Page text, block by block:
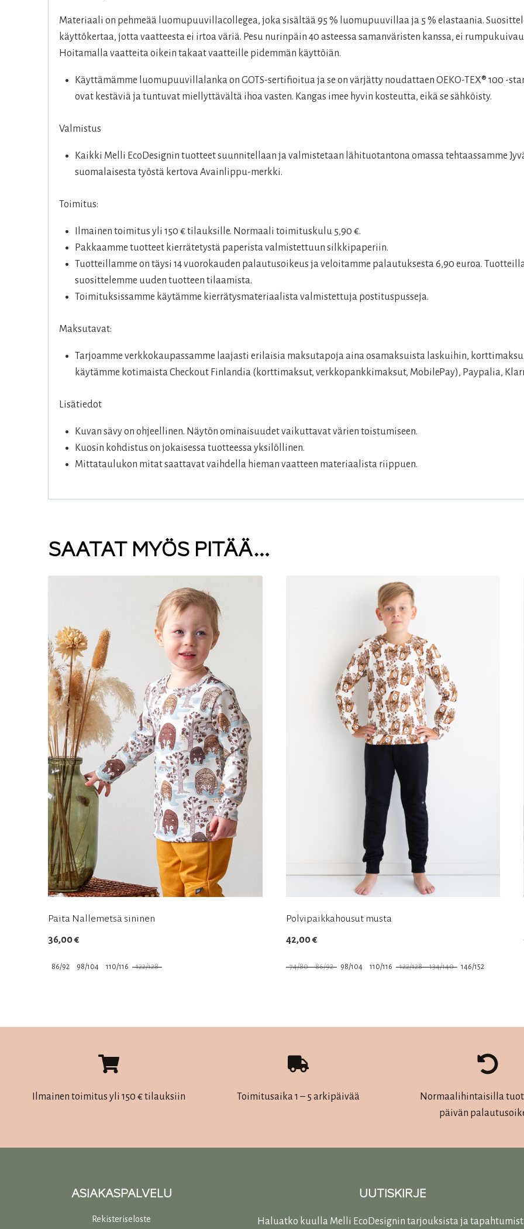
Materiaali on pehmeää luomupuuvillacollegea, joka sisältää 95 % luomupuuvillaa ja 5 % elastaania.
käyttökertaa, jotta vaatteesta ei irtoa väriä. Pesu nurinpäin 40 asteessa samanväristen kanssa, ei
Hoitamalla vaatteita oikein takaat vaatteille pidemmän käyttöiän.
Käyttämämme luomupuuvillalanka on GOTS-sertifioitua ja se on värjätty noudattaen OEKO-TEX® 100 -
ovat kestäviä ja tuntuvat miellyttävältä ihoa vasten. Kangas imee hyvin kosteutta, eikä se sähköisty.
Valmistus
Kaikki Melli EcoDesignin tuotteet suunnitellaan ja valmistetaan lähituotantona omassa tehtaassamme
suomalaisesta työstä kertova Avainlippu-merkki.
Toimitus:
Ilmainen toimitus yli 150 € tilauksille. Normaali toimituskulu 5,90 €.
Pakkaamme tuotteet kierrätetystä paperista valmistettuun silkkipaperiin.
Tuotteillamme on täysi 14 vuorokauden palautusoikeus ja veloitamme palautuksesta 6,90 euroa.
suosittelemme uuden tuotteen tilaamista.
Toimituksissamme käytämme kierrätysmateriaalista valmistettuja postituspusseja.
Maksutavat:
Tarjoamme verkkokaupassamme laajasti erilaisia maksutapoja aina osamaksuista laskuihin,
käytämme kotimaista Checkout Finlandia (korttimaksut, verkkopankkimaksut, MobilePay), Paypalia,
Lisätiedot
Kuvan sävy on ohjeellinen. Näytön ominaisuudet vaikuttavat värien toistumiseen.
Kuosin kohdistus on jokaisessa tuotteessa yksilöllinen.
Mittataulukon mitat saattavat vaihdella hieman vaatteen materiaalista riippuen.
SAATAT MYÖS PITÄÄ…
Paita Nallemetsä sininen
36,00€
86/92 98/104 110/116 122/128
muunnelma.
valinnat
Polvipaikkahousut musta
42,00€
74/80 86/92 98/104 110/116 122/128 134/140 146/152
muunnelma.
Voit
valinnat
Ilmainen toimitus yli 150 € tilauksiin Toimitusaika 1 – 5 arkipäivää
Normaalihintaisilla
päivän
ASIAKASPALVELU
Rekisteriseloste
UUTISKIRJE
Haluatko kuulla Melli EcoDesignin tarjouksista ja